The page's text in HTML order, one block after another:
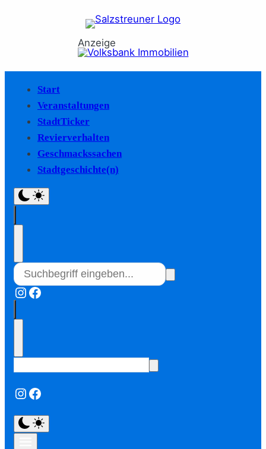
Anzeige
Start
Veranstaltungen
StadtTicker
Revierverhalten
Geschmackssachen
Stadtgeschichte(n)
Instagram
Facebook
Instagram
Facebook